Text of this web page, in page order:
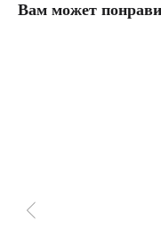
Вам может